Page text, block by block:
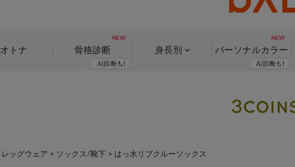
オトナ 骨格診断 身長別 パーソナルカラー
レッグウェア > ソックス/靴下 > はっ水リブクルーソックス